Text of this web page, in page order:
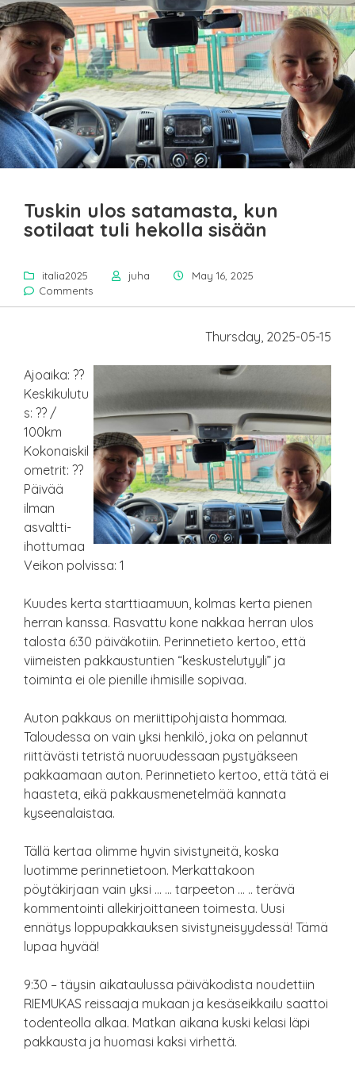
Tuskin ulos satamasta, kun
sotilaat tuli hekolla sisään
italia2025 juha
May 16, 2025
Comments
Thursday, 2025-05-15
Ajoaika: ??
Keskikulutu
s: ?? /
100km
Kokonaiskil
ometrit: ??
Päivää
ilman
asvaltti-
ihottumaa
Veikon polvissa: 1
Kuudes kerta starttiaamuun, kolmas kerta pienen
herran kanssa. Rasvattu kone nakkaa herran ulos
talosta 6:30 päiväkotiin. Perinnetieto kertoo, että
viimeisten pakkaustuntien “keskustelutyyli” ja
toiminta ei ole pienille ihmisille sopivaa.
Auton pakkaus on meriittipohjaista hommaa.
Taloudessa on vain yksi henkilö, joka on pelannut
riittävästi tetristä nuoruudessaan pystyäkseen
pakkaamaan auton. Perinnetieto kertoo, että tätä ei
haasteta, eikä pakkausmenetelmää kannata
kyseenalaistaa.
Tällä kertaa olimme hyvin sivistyneitä, koska
luotimme perinnetietoon. Merkattakoon
pöytäkirjaan vain yksi … … tarpeeton … .. terävä
kommentointi allekirjoittaneen toimesta. Uusi
ennätys loppupakkauksen sivistyneisyydessä! Tämä
lupaa hyvää!
9:30 – täysin aikataulussa päiväkodista noudettiin
RIEMUKAS reissaaja mukaan ja kesäseikkailu saattoi
todenteolla alkaa. Matkan aikana kuski kelasi läpi
pakkausta ja huomasi kaksi virhettä.